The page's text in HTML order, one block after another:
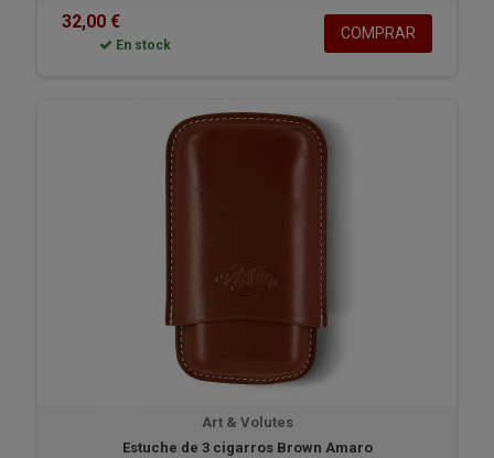
32,00 €
En stock
COMPRAR
Art & Volutes
Estuche de 3 cigarros Brown Amaro